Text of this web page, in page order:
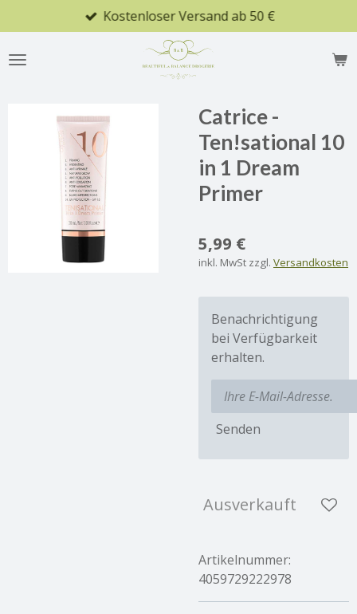
Hauptinhalt
springen
Kostenloser Versand ab 50 €
Catrice -
Ten!sational 10
in 1 Dream
Primer
5,99 €
inkl. MwSt zzgl. Versandkosten
Benachrichtigung
bei Verfügbarkeit
erhalten.
Senden
Ausverkauft
Artikelnummer:
4059729222978